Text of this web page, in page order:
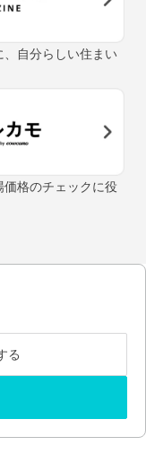
、自分らしい住まい
格のチェックに役
る